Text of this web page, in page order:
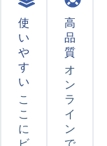
使
い
や
す
い
こ
こ
に
ビ
高
品
質
オ
ン
ラ
イ
ン
で